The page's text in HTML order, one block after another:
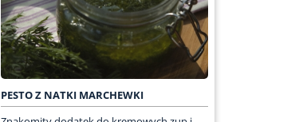
PESTO Z NATKI MARCHEWKI